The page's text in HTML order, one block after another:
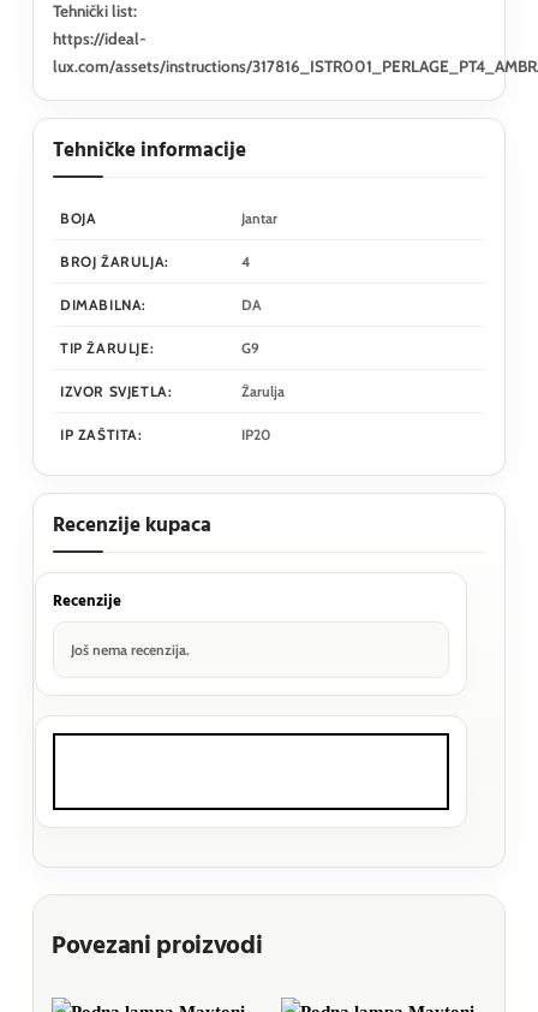
Tehnički list:
https://ideal-
lux.com/assets/instructions/
Tehničke informacije
BOJA Jantar
BROJ ŽARULJA: 4
DIMABILNA: DA
TIP ŽARULJE: G9
IZVOR SVJETLA: Žarulja
IP ZAŠTITA: IP20
Recenzije kupaca
Recenzije
Još nema recenzija.
Povezani proizvodi